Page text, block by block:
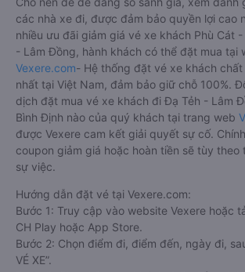
các nhà xe đi, được đảm bảo quyền lợi cao
nhiều ưu đãi giảm giá vé xe khách Phù Cát
- Lâm Đồng, hành khách có thể đặt mua tại
Vexere.com- Hệ thống đặt vé xe khách
nhất tại Việt Nam, đảm bảo giữ chỗ 100%.
dịch đặt mua vé xe khách đi Đạ Tẻh - Lâm
Bình Định nào của quý khách tại trang web
được Vexere cam kết giải quyết sự cố.
coupon giảm giá hoặc hoàn tiền sẽ tùy
sự việc.
Hướng dẫn đặt vé tại Vexere.com:
Bước 1: Truy cập vào website Vexere hoặc
CH Play hoặc App Store.
Bước 2: Chọn điểm đi, điểm đến, ngày đi,
VÉ XE”.